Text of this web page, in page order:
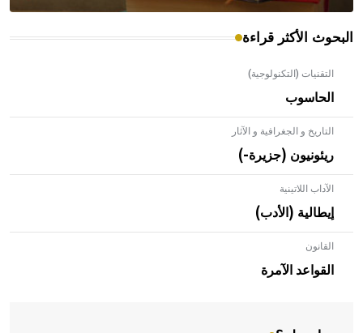
البحوث الأكثر قراءة
التقنيات (التكنولوجية)
الحاسوب
التاريخ و الجغرافية و الآثار
ريئونيون (جزيرة-)
الآداب اللاتينية
إيطالية (الأدب)
القانون
القواعد الآمرة
- هل تعلم أن الأبلق نوع من الفنون الهندسية التي ارتبطت
بالعمارة الإسلامية في بلاد الشام ومصر خاصة، حيث يحرص
المعمار على بناء مداميكه وخاصة في الواجهات